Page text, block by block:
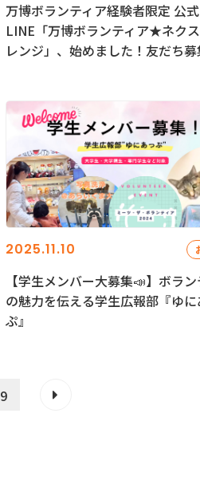
万博ボランティア経験者限定 公式
LINE「万博ボランティア★ネク
レンジ」、始めました！友だち
2025.11.10
【学生メンバー大募集📣】ボラ
の魅力を伝える学生広報部『ゆに
ぷ』
9